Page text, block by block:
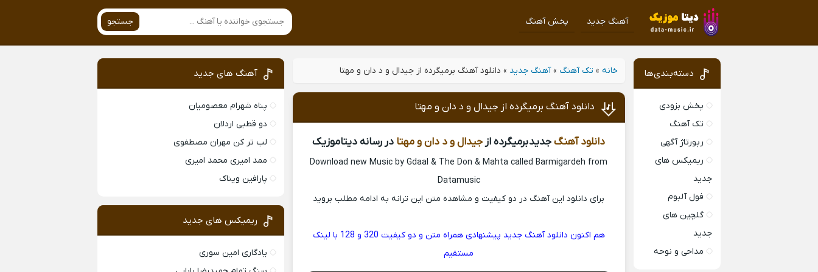
آهنگ جدید پخش آهنگ جستجو
خانه » تک آهنگ »آهنگ جدید » دانلود آهنگ برمیگرده از جیدال و د دان و مهتا
دانلود آهنگ برمیگرده از جیدال و د دان و مهتا
دانلود آهنگجدید برمیگرده ازجیدال و د دان و مهتا در رسانه دیتاموزیک
Download new Music by Gdaal & The Don & Mahta called Barmigardeh from
Datamusic
برای دانلود این آهنگ در دو کیفیت و مشاهده متن این ترانه به ادامه مطلب بروید
هم اکنون دانلود آهنگ جدید پیشنهادی همراه متن و دو کیفیت 320 و 128 با لینک
مستقیم
دسته‌بندی‌ها
پخش بزودی
تک آهنگ
رپورتاژ آگهی
ریمیکس های
جدید
فول آلبوم
گلچین های
جدید
مداحی و نوحه
آهنگ های جدید
پناه شهرام معصومیان
دو قطبی اردلان
لب تر کن مهران مصطفوی
ممد امیری محمد امیری
پارافین ویناک
ریمیکس های جدید
یادگاری امین سوری